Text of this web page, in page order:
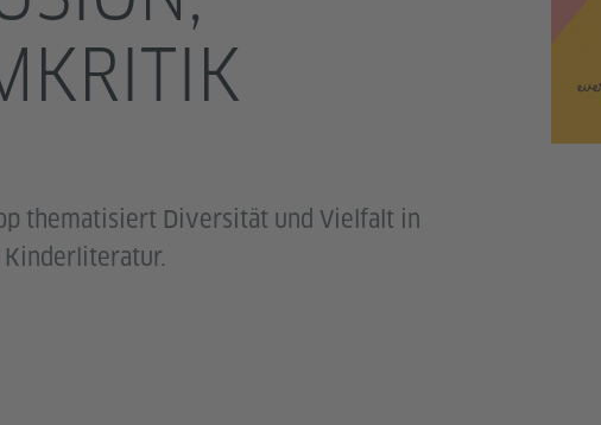
thematisiert Diversität und Vielfalt in